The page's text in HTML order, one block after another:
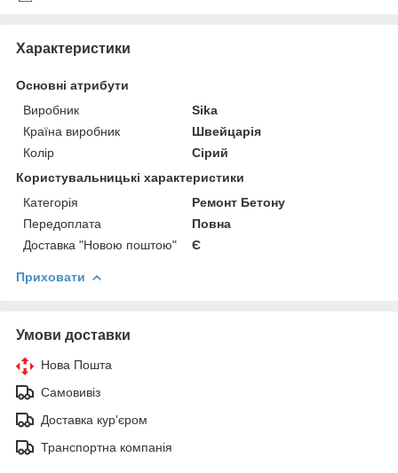
Характеристики
Основні атрибути
Виробник
Sika
Країна виробник
Швейцарія
Колір
Сірий
Користувальницькі характеристики
Категорія
Ремонт Бетону
Передоплата
Повна
Доставка "Новою поштою"
Є
Приховати
Умови доставки
Нова Пошта
Самовивіз
Доставка кур'єром
Транспортна компанія